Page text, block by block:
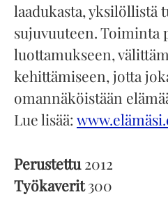
laadukasta, yksilöllistä
sujuvuuteen. Toiminta
luottamukseen,
kehittämiseen, jotta
omannäköistään
Lue lisää:
Perustettu2012
Työkaverit300